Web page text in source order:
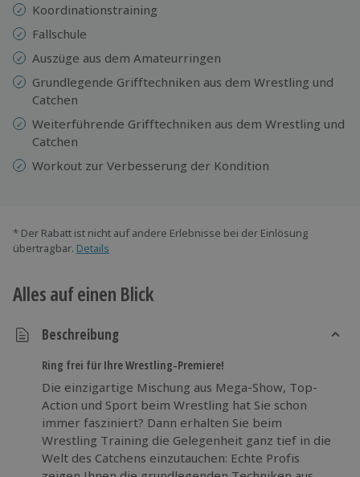
Koordinationstraining
Fallschule
Auszüge aus dem Amateurringen
Grundlegende Grifftechniken aus dem Wrestling und
Catchen
Weiterführende Grifftechniken aus dem Wrestling und
Catchen
Workout zur Verbesserung der Kondition
* Der Rabatt ist nicht auf andere Erlebnisse bei der Einlösung
übertragbar. Details
Alles auf einen Blick
Beschreibung
Ring frei für Ihre Wrestling-Premiere!
Die einzigartige Mischung aus Mega-Show, Top-
Action und Sport beim Wrestling hat Sie schon
immer fasziniert? Dann erhalten Sie beim
Wrestling Training die Gelegenheit ganz tief in die
Welt des Catchens einzutauchen: Echte Profis